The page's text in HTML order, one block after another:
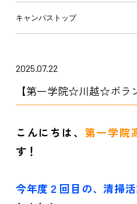
キャンパストップ
2025.07.22
【第一学院☆川越☆ボラ
こんにちは、 第一学院
す！
今年度２回目の、清掃